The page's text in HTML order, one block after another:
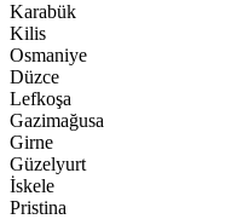
Karabük
Kilis
Osmaniye
Düzce
Lefkoşa
Gazimağusa
Girne
Güzelyurt
İskele
Pristina